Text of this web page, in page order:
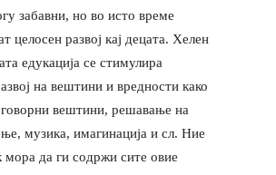
забавни, но во исто време
целосен развој кај децата. Хелен
едукација се стимулира
на вештини и вредности како
вештини, решавање на
музика, имагинација и сл. Ние
да ги содржи сите овие